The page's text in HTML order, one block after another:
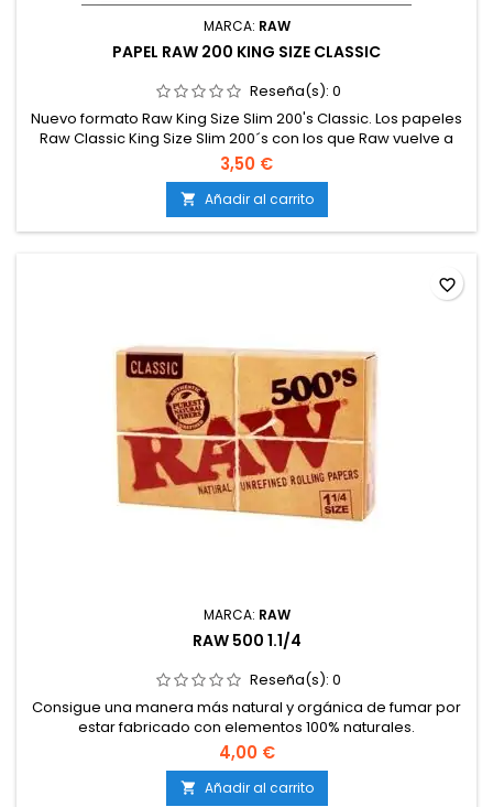
MARCA: RAW
PAPEL RAW 200 KING SIZE CLASSIC
Reseña(s): 0
Nuevo formato Raw King Size Slim 200's Classic. Los papeles
Raw Classic King Size Slim 200´s con los que Raw vuelve a
sorprender, un formato exclusivo para grandes fumadores.
3,50 €
 Añadir al carrito
MARCA: RAW
RAW 500 1.1/4
Reseña(s): 0
Consigue una manera más natural y orgánica de fumar por
estar fabricado con elementos 100% naturales.
4,00 €
 Añadir al carrito
favorite_border